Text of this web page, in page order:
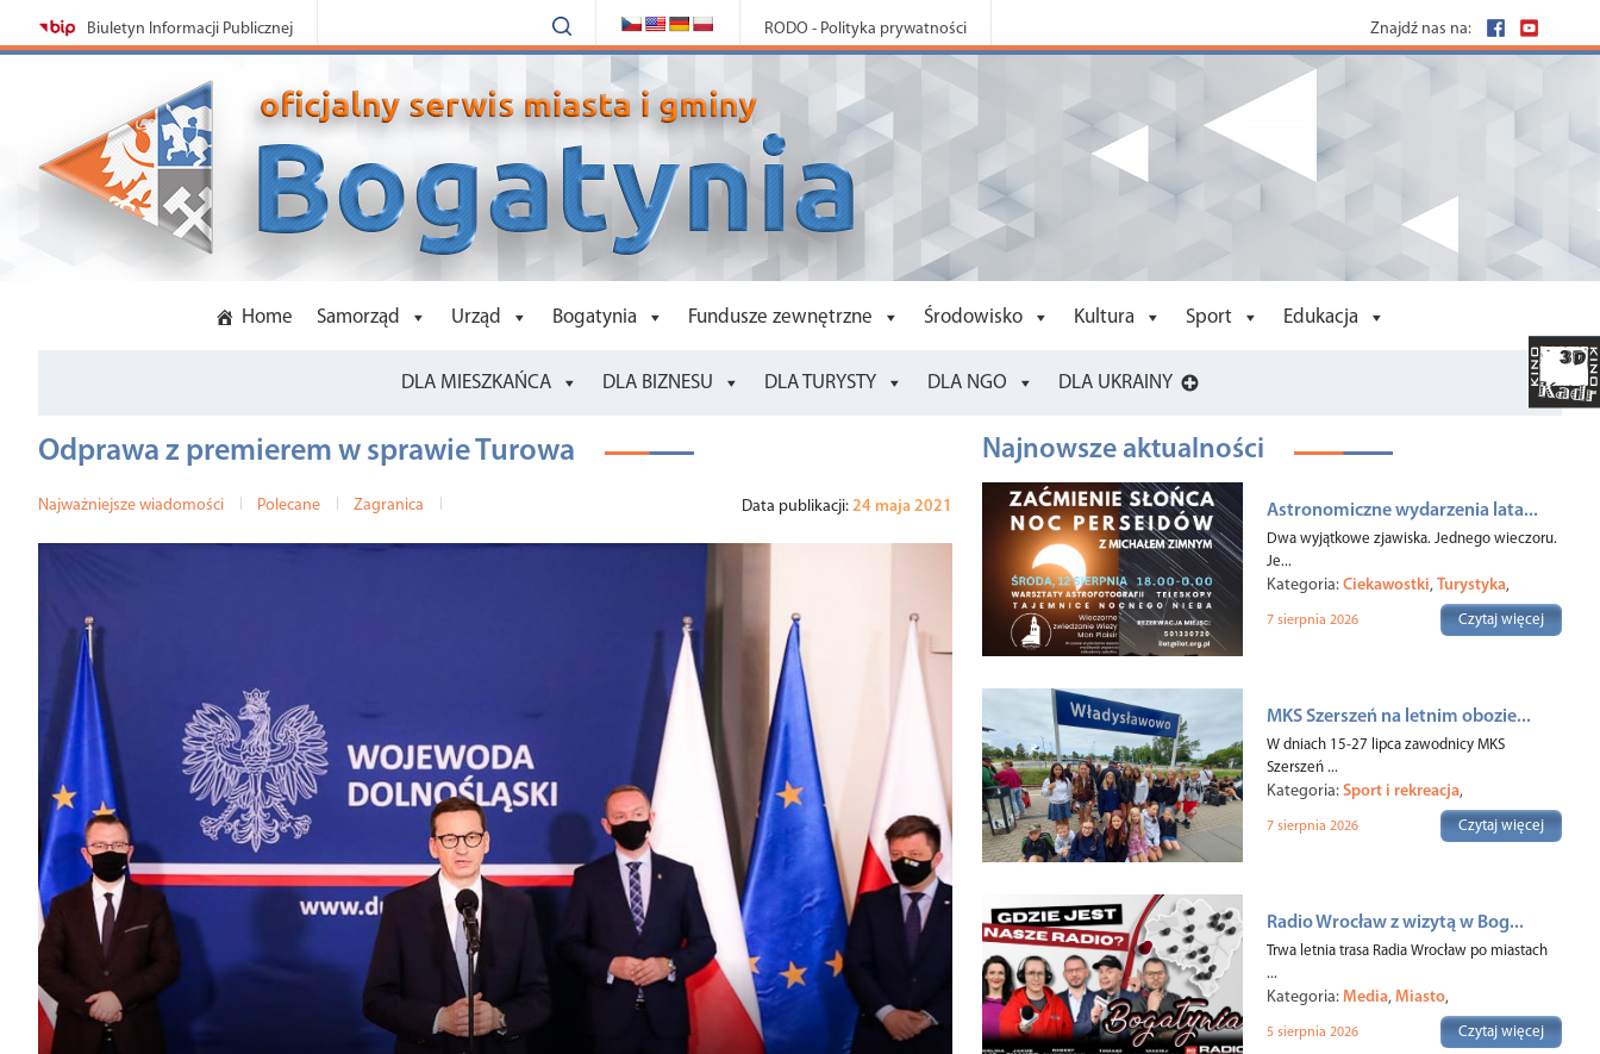
Biuletyn Informacji Publicznej RODO - Polityka prywatności Znajdź nas na:
Home Samorząd Urząd Bogatynia Fundusze zewnętrzne Środowisko Kultura Sport Edukacja
DLA MIESZKAŃCA DLA BIZNESU DLA TURYSTY DLA NGO DLA UKRAINY
Odprawa z premierem w sprawie Turowa
Najważniejsze wiadomości Polecane Zagranica Data publikacji: 24 maja 2021
Najnowsze aktualności
Astronomiczne wydarzenia lata...
Dwa wyjątkowe zjawiska. Jednego wieczoru.
Je...
Kategoria:Ciekawostki,Turystyka,
7 sierpnia 2026 Czytaj więcej
MKS Szerszeń na letnim obozie...
W dniach 15-27 lipca zawodnicy MKS
Szerszeń ...
Kategoria:Sport i rekreacja,
7 sierpnia 2026 Czytaj więcej
Radio Wrocław z wizytą w Bog...
Trwa letnia trasa Radia Wrocław po miastach
...
Kategoria:Media,Miasto,
5 sierpnia 2026 Czytaj więcej